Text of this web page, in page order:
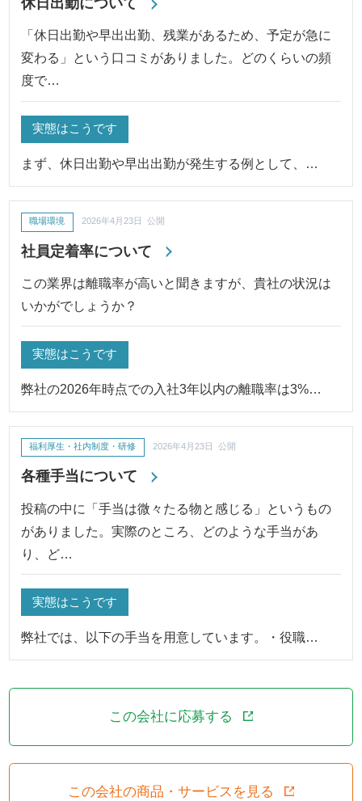
「休日出勤や早出出勤、残業があるため、予定が急に
変わる」という口コミがありました。どのくらいの頻
度で…
実態はこうです
まず、休日出勤や早出出勤が発生する例として、…
社員定着率について
職場環境 2026年4月23日 公開
この業界は離職率が高いと聞きますが、貴社の状況は
いかがでしょうか？
実態はこうです
弊社の2026年時点での入社3年以内の離職率は3%…
各種手当について
福利厚生・社内制度・研修 2026年4月23日 公開
投稿の中に「手当は微々たる物と感じる」というもの
がありました。実際のところ、どのような手当があ
り、ど…
実態はこうです
弊社では、以下の手当を用意しています。・役職…
この会社に応募する
この会社の商品・サービスを見る